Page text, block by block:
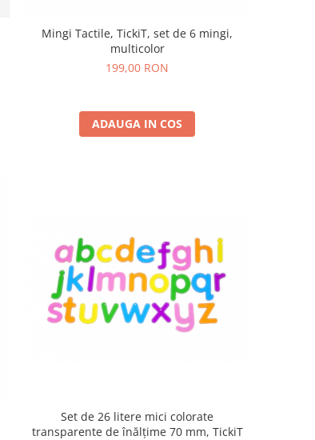
Mingi Tactile, TickiT, set de 6 mingi,
multicolor
199,00 RON
ADAUGA IN COS
Set de 26 litere mici colorate
transparente de înălțime 70 mm, TickiT